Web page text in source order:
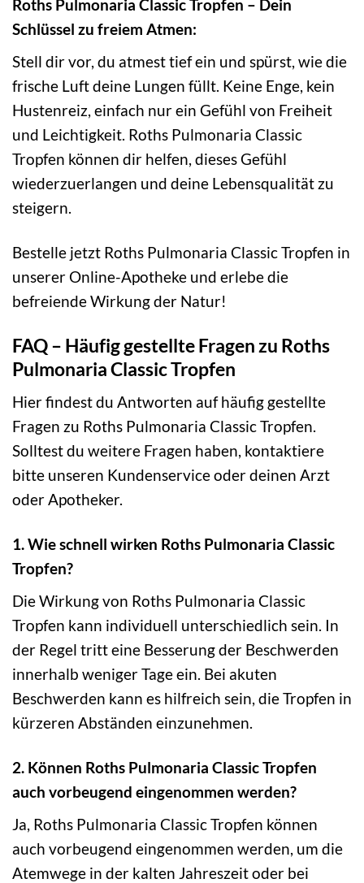
Roths Pulmonaria Classic Tropfen – Dein
Schlüssel zu freiem Atmen:
Stell dir vor, du atmest tief ein und spürst, wie die
frische Luft deine Lungen füllt. Keine Enge, kein
Hustenreiz, einfach nur ein Gefühl von Freiheit
und Leichtigkeit. Roths Pulmonaria Classic
Tropfen können dir helfen, dieses Gefühl
wiederzuerlangen und deine Lebensqualität zu
steigern.
Bestelle jetzt Roths Pulmonaria Classic Tropfen in
unserer Online-Apotheke und erlebe die
befreiende Wirkung der Natur!
FAQ – Häufig gestellte Fragen zu Roths
Pulmonaria Classic Tropfen
Hier findest du Antworten auf häufig gestellte
Fragen zu Roths Pulmonaria Classic Tropfen.
Solltest du weitere Fragen haben, kontaktiere
bitte unseren Kundenservice oder deinen Arzt
oder Apotheker.
1. Wie schnell wirken Roths Pulmonaria Classic
Tropfen?
Die Wirkung von Roths Pulmonaria Classic
Tropfen kann individuell unterschiedlich sein. In
der Regel tritt eine Besserung der Beschwerden
innerhalb weniger Tage ein. Bei akuten
Beschwerden kann es hilfreich sein, die Tropfen in
kürzeren Abständen einzunehmen.
2. Können Roths Pulmonaria Classic Tropfen
auch vorbeugend eingenommen werden?
Ja, Roths Pulmonaria Classic Tropfen können
auch vorbeugend eingenommen werden, um die
Atemwege in der kalten Jahreszeit oder bei